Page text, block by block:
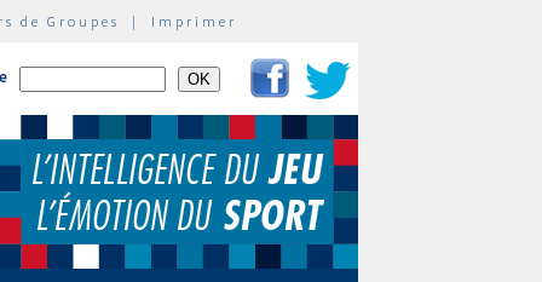
de Groupes | Imprimer